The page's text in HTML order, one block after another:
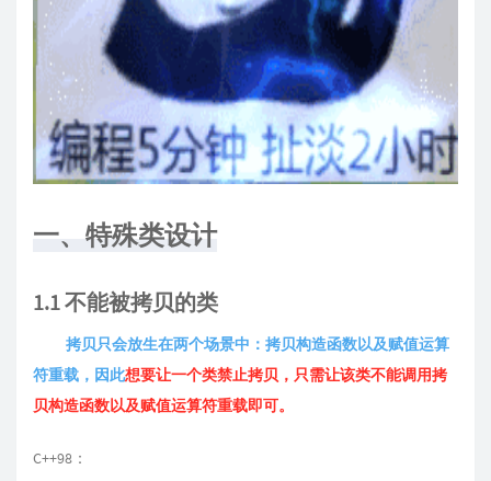
一、特殊类设计
1.1 不能被拷贝的类
拷贝只会放生在两个场景中：拷贝构造函数以及赋值运算
符重载，因此想要让一个类禁止拷贝，只需让该类不能调用拷
贝构造函数以及赋值运算符重载即可。
C++98：